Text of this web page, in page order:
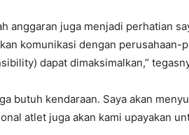
anggaran juga menjadi perhatian
komunikasi dengan perusahaan-
dapat dimaksimalkan,”
butuh kendaraan. Saya akan
atlet juga akan kami upayakan